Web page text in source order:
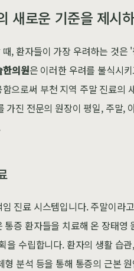
새로운 기준을 제시
, 환자들이 가장 우려하는 것은
한의원은 이러한 우려를 불식시
으로써 부천 지역 주말 진료의
진 전문의 원장이 평일, 주말,
진료 시스템입니다. 주말이라
증 환자들을 치료해 온 장태영
을 수립합니다. 환자의 생활 습
분석 등을 통해 통증의 근본